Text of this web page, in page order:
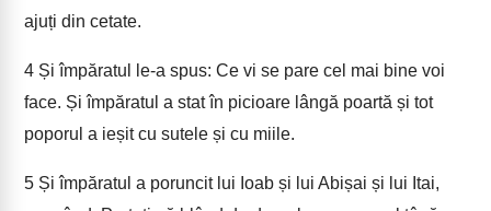
ajuți din cetate.
4 Și împăratul le-a spus: Ce vi se pare cel mai bine voi
face. Și împăratul a stat în picioare lângă poartă și tot
poporul a ieșit cu sutele și cu miile.
5 Și împăratul a poruncit lui Ioab și lui Abișai și lui Itai,